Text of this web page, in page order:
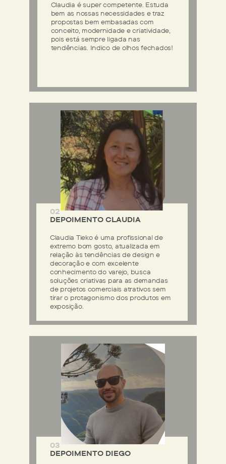
Claudia é super competente. Estuda
bem as nossas necessidades e traz
propostas bem embasadas com
conceito, modernidade e criatividade,
pois está sempre ligada nas
tendências. Indico de olhos fechados!
02
DEPOIMENTO CLAUDIA
Claudia Tieko é uma profissional de
extremo bom gosto, atualizada em
relação às tendências de design e
decoração e com excelente
conhecimento do varejo, busca
soluções criativas para as demandas
de projetos comerciais atrativos sem
tirar o protagonismo dos produtos em
exposição.
03
DEPOIMENTO DIEGO